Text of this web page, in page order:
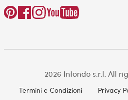
2026 Intondo s.r.l. All
Termini e Condizioni Privacy